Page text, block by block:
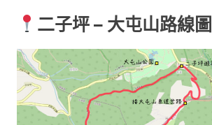
二子坪 – 大屯山路線圖